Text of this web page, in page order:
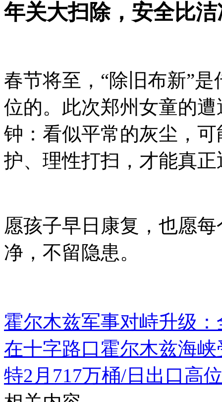
年关大扫除，安全比
春节将至，“除旧布新”
位的。此次郑州女童的
钟：看似平常的灰尘，
护、理性打扫，才能真
愿孩子早日康复，也愿
净，不留隐患。
霍尔木兹军事对峙升级
在十字路口霍尔木兹海
特2月717万桶/日出口高